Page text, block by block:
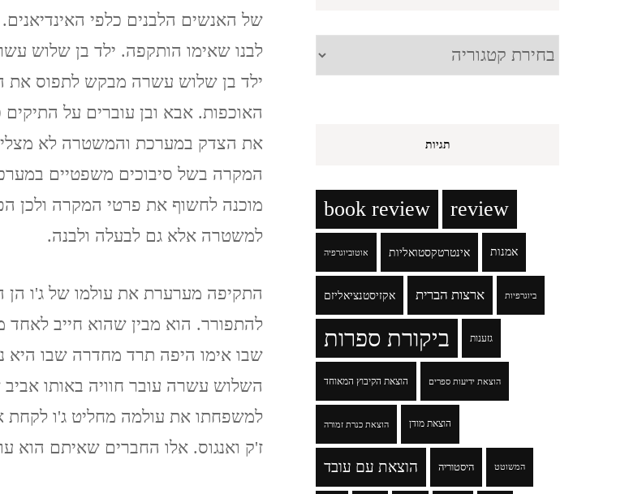
של האנשים הלבנים כלפי
לבנו שאימו הותקפה. ילד בן שלוש
ילד בן שלוש עשרה מבקש לתפוס את
האוכפות. אבא ובן עוברים על
את הצדק במערכת והמשטרה לא
המקרה בשל סיבוכים משפטיים
מוכנה לחשוף את פרטי המקרה ולכן
למשטרה אלא גם לבעלה ולבנה.
התקיפה מערערת את עולמו של ג'ו הן
להתפורר. הוא מבין שהוא חייב
שבו אימו היפה תרד מחדרה שבו היא
השלוש עשרה עובר חוויה באותו
למשפחתו את עולמה מחליט ג'ו לקחת
ז'ק ואנגוס. אלו החברים שאיתם הוא
קטגוריות
תגיות
book review review
אוטוביוגרפיה אינטרטקסטואליות אמנות
אקזיסטנציאליזם ארצות הברית ביוגרפיות
ביקורת ספרות גזענות
הוצאת הקיבוץ המאוחד הוצאת ידיעות ספרים
הוצאת כנרת זמורה הוצאת מודן
הוצאת עם עובד היסטוריה המשוטט